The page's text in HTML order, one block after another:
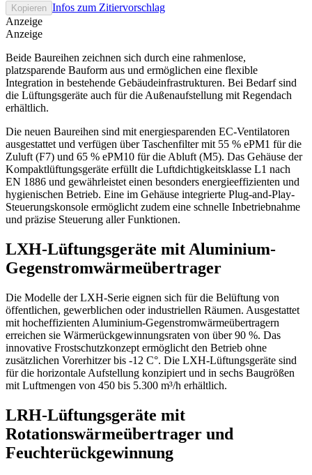
Kopieren Infos zum Zitiervorschlag
Anzeige
Anzeige
Beide Baureihen zeichnen sich durch eine rahmenlose,
platzsparende Bauform aus und ermöglichen eine flexible
Integration in bestehende Gebäudeinfrastrukturen. Bei Bedarf sind
die Lüftungsgeräte auch für die Außenaufstellung mit Regendach
erhältlich.
Die neuen Baureihen sind mit energiesparenden EC-Ventilatoren
ausgestattet und verfügen über Taschenfilter mit 55 % ePM1 für die
Zuluft (F7) und 65 % ePM10 für die Abluft (M5). Das Gehäuse der
Kompaktlüftungsgeräte erfüllt die Luftdichtigkeitsklasse L1 nach
EN 1886 und gewährleistet einen besonders energieeffizienten und
hygienischen Betrieb. Eine im Gehäuse integrierte Plug-and-Play-
Steuerungskonsole ermöglicht zudem eine schnelle Inbetriebnahme
und präzise Steuerung aller Funktionen.
LXH-Lüftungsgeräte mit Aluminium-
Gegenstromwärmeübertrager
Die Modelle der LXH-Serie eignen sich für die Belüftung von
öffentlichen, gewerblichen oder industriellen Räumen. Ausgestattet
mit hocheffizienten Aluminium-Gegenstromwärmeübertragern
erreichen sie Wärmerückgewinnungsraten von über 90 %. Das
innovative Frostschutzkonzept ermöglicht den Betrieb ohne
zusätzlichen Vorerhitzer bis -12 C°. Die LXH-Lüftungsgeräte sind
für die horizontale Aufstellung konzipiert und in sechs Baugrößen
mit Luftmengen von 450 bis 5.300 m³/h erhältlich.
LRH-Lüftungsgeräte mit
Rotationswärmeübertrager und
Feuchterückgewinnung